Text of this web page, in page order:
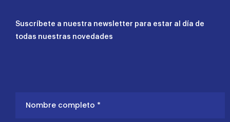
Suscríbete a nuestra newsletter para estar al día de
todas nuestras novedades